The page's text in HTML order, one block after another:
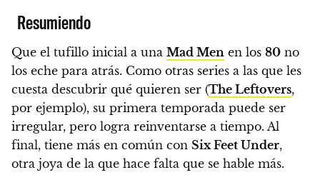
Resumiendo
Que el tufillo inicial a una Mad Men en los 80 no
los eche para atrás. Como otras series a las que les
cuesta descubrir qué quieren ser (The Leftovers,
por ejemplo), su primera temporada puede ser
irregular, pero logra reinventarse a tiempo. Al
final, tiene más en común con Six Feet Under,
otra joya de la que hace falta que se hable más.